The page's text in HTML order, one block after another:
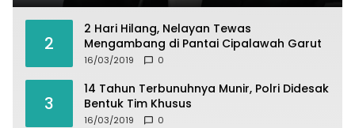
2
2 Hari Hilang, Nelayan Tewas
Mengambang di Pantai Cipalawah Garut
16/03/2019 0
3
14 Tahun Terbunuhnya Munir, Polri Didesak
Bentuk Tim Khusus
16/03/2019 0